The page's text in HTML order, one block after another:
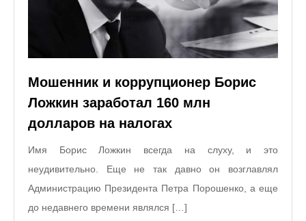
Мошенник и коррупционер Борис
Ложкин заработал 160 млн
долларов на налогах
Имя Борис Ложкин всегда на слуху, и это
неудивительно. Еще не так давно он возглавлял
Администрацию Президента Петра Порошенко, а еще
до недавнего времени являлся […]